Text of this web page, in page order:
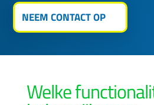
NEEM CONTACT OP
Welke